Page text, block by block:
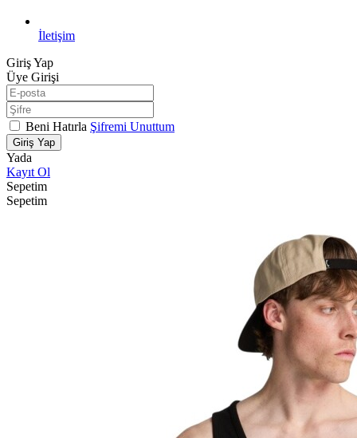
İletişim
Giriş Yap
Üye Girişi
Beni Hatırla Şifremi Unuttum
Giriş Yap
Yada
Kayıt Ol
Sepetim
Sepetim